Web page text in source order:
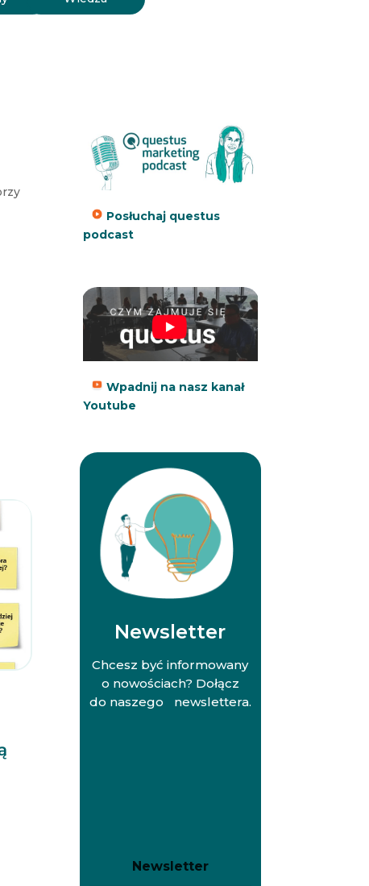
Posłuchaj questus
podcast
Wpadnij na nasz kanał
Youtube
Newsletter
Chcesz być informowany
o nowościach? Dołącz
do naszego newslettera.
e
e
Newsletter